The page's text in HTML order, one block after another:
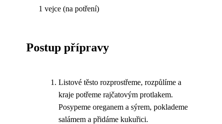
1 vejce (na potření)
Postup přípravy
Listové těsto rozprostřeme, rozpůlíme a
kraje potřeme rajčatovým protlakem.
Posypeme oreganem a sýrem, poklademe
salámem a přidáme kukuřici.